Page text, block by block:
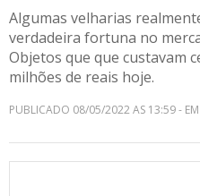
Algumas velharias
verdadeira fortuna no
Objetos que que custavam
milhões de reais hoje.
PUBLICADO 08/05/2022 AS 13:59 - EM